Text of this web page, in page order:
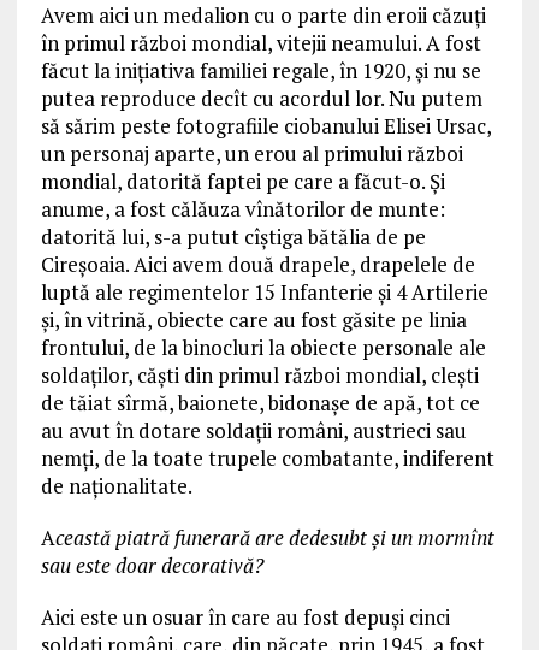
Avem aici un medalion cu o parte din eroii căzuți
în primul război mondial, vitejii neamului. A fost
făcut la inițiativa familiei regale, în 1920, și nu se
putea reproduce decît cu acordul lor. Nu putem
să sărim peste fotografiile ciobanului Elisei Ursac,
un personaj aparte, un erou al primului război
mondial, datorită faptei pe care a făcut-o. Și
anume, a fost călăuza vînătorilor de munte:
datorită lui, s-a putut cîștiga bătălia de pe
Cireșoaia. Aici avem două drapele, drapelele de
luptă ale regimentelor 15 Infanterie și 4 Artilerie
și, în vitrină, obiecte care au fost găsite pe linia
frontului, de la binocluri la obiecte personale ale
soldaților, căști din primul război mondial, clești
de tăiat sîrmă, baionete, bidonașe de apă, tot ce
au avut în dotare soldații români, austrieci sau
nemți, de la toate trupele combatante, indiferent
de naționalitate.
Această piatră funerară are dedesubt și un mormînt
sau este doar decorativă?
Aici este un osuar în care au fost depuși cinci